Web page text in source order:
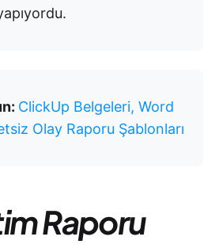
ClickUp Belgeleri, Word
Olay Raporu Şablonları
Raporu